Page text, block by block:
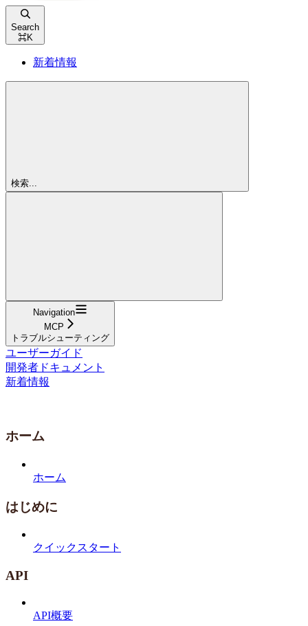
Search
⌘K
新着情報
検索...
Navigation
MCP
トラブルシューティング
ユーザーガイド
開発者ドキュメント
新着情報
ホーム
ホーム
はじめに
クイックスタート
API
API概要